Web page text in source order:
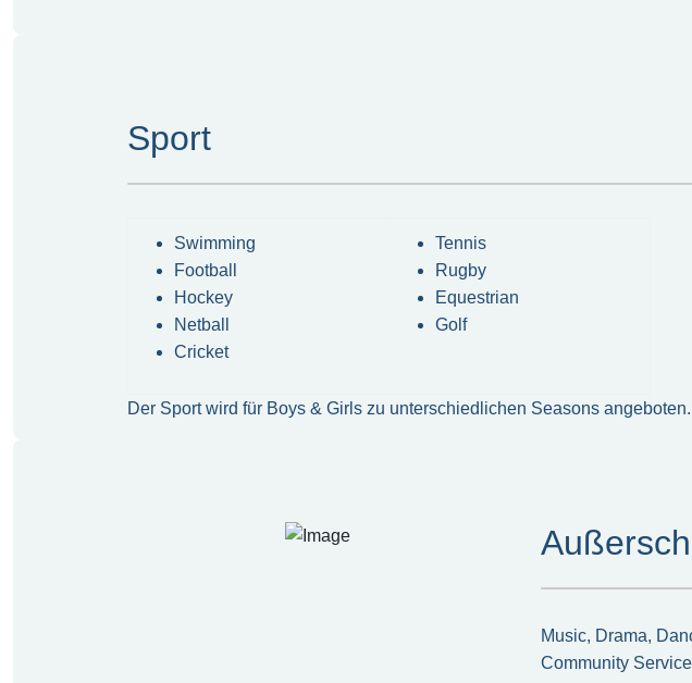
Sport
Swimming
Football
Hockey
Netball
Cricket
Tennis
Rugby
Equestrian
Golf
Der Sport wird für Boys & Girls zu unterschiedlichen Seasons angeboten.
Music, Drama,
Community